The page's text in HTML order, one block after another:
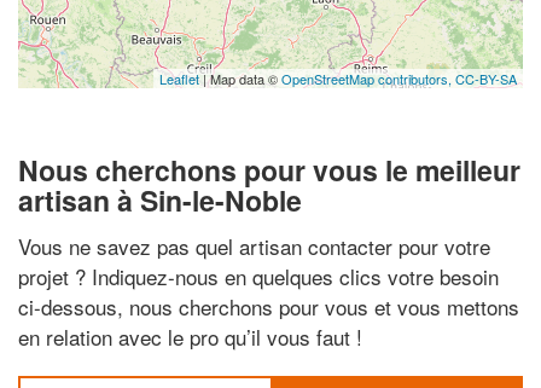
Leaflet| Map data ©OpenStreetMap contributors, CC-BY-SA
Nous cherchons pour vous le meilleur
artisan à Sin-le-Noble
Vous ne savez pas quel artisan contacter pour votre
projet ? Indiquez-nous en quelques clics votre besoin
ci-dessous, nous cherchons pour vous et vous mettons
en relation avec le pro qu’il vous faut !